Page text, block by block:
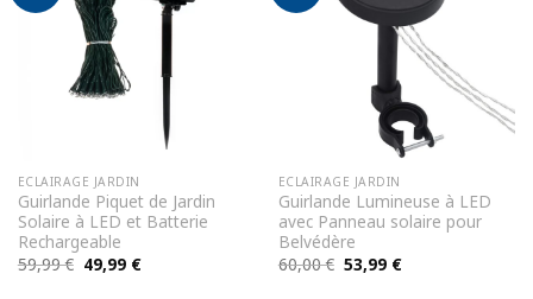
ECLAIRAGE JARDIN
Guirlande Piquet de Jardin
Solaire à LED et Batterie
Rechargeable
59,99€ Le
prix
49,99 €Le
prix
ECLAIRAGE JARDIN
Guirlande Lumineuse à LED
avec Panneau solaire pour
Belvédère
60,00€ Le
prix
53,99 €Le
prix